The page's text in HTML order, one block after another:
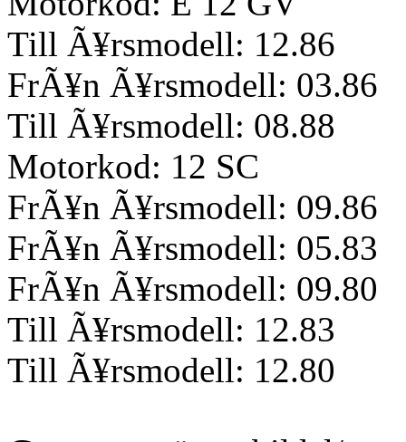
Till Ã¥rsmodell: 12.86
FrÃ¥n Ã¥rsmodell: 03.86
Till Ã¥rsmodell: 08.88
Motorkod: 12 SC
FrÃ¥n Ã¥rsmodell: 09.86
FrÃ¥n Ã¥rsmodell: 05.83
FrÃ¥n Ã¥rsmodell: 09.80
Till Ã¥rsmodell: 12.83
Till Ã¥rsmodell: 12.80